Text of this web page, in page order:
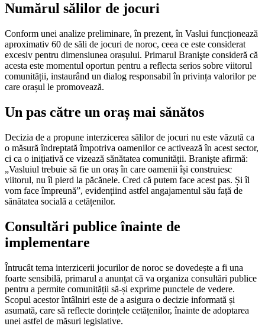
Numărul sălilor de jocuri
Conform unei analize preliminare, în prezent, în Vaslui funcționează
aproximativ 60 de săli de jocuri de noroc, ceea ce este considerat
excesiv pentru dimensiunea orașului. Primarul Branişte consideră că
acesta este momentul oportun pentru a reflecta serios sobre viitorul
comunității, instaurând un dialog responsabil în privința valorilor pe
care orașul le promovează.
Un pas către un oraș mai sănătos
Decizia de a propune interzicerea sălilor de jocuri nu este văzută ca
o măsură îndreptată împotriva oamenilor ce activează în acest sector,
ci ca o inițiativă ce vizează sănătatea comunității. Branişte afirmă:
„Vasluiul trebuie să fie un oraș în care oamenii își construiesc
viitorul, nu îl pierd la păcănele. Cred că putem face acest pas. Și îl
vom face împreună”, evidențiind astfel angajamentul său față de
sănătatea socială a cetățenilor.
Consultări publice înainte de
implementare
Întrucât tema interzicerii jocurilor de noroc se dovedește a fi una
foarte sensibilă, primarul a anunțat că va organiza consultări publice
pentru a permite comunității să-și exprime punctele de vedere.
Scopul acestor întâlniri este de a asigura o decizie informată și
asumată, care să reflecte dorințele cetățenilor, înainte de adoptarea
unei astfel de măsuri legislative.